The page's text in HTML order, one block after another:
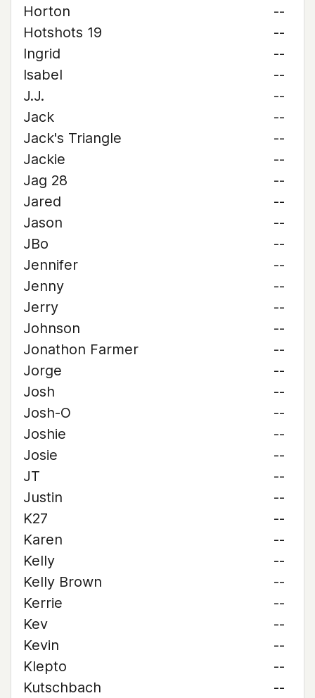
Horton
--
Hotshots 19
--
Ingrid
--
Isabel
--
J.J.
--
Jack
--
Jack's Triangle
--
Jackie
--
Jag 28
--
Jared
--
Jason
--
JBo
--
Jennifer
--
Jenny
--
Jerry
--
Johnson
--
Jonathon Farmer
--
Jorge
--
Josh
--
Josh-O
--
Joshie
--
Josie
--
JT
--
Justin
--
K27
--
Karen
--
Kelly
--
Kelly Brown
--
Kerrie
--
Kev
--
Kevin
--
Klepto
--
Kutschbach
--